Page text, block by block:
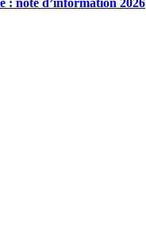
: note d’information 2026